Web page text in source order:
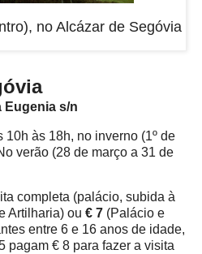
no Alcázar de Segóvia
Eugenia s/n
10h às 18h, no inverno (1º de
verão (28 de março a 31 de
completa (palácio, subida à
Artilharia) ou € 7 (Palácio e
entre 6 e 16 anos de idade,
pagam € 8 para fazer a visita